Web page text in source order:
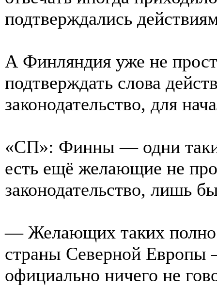
подтверждались
А Финляндия уже не
подтверждать слова
законодательство, для
«СП»: Финны — одни
есть ещё желающие не
законодательство, лишь
— Желающих таких
страны Северной
официально ничего не